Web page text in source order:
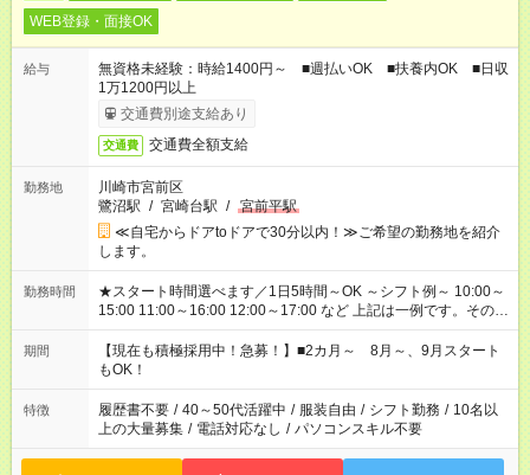
WEB登録・面接OK
給与
無資格未経験：時給1400円～ ■週払いOK ■扶養内OK ■日収
1万1200円以上
交通費別途支給あり
交通費 交通費全額支給
勤務地
川崎市宮前区
鷺沼駅 / 宮崎台駅 / 宮前平駅
≪自宅からドアtoドアで30分以内！≫ご希望の勤務地を紹介
します。
勤務時間
★スタート時間選べます／1日5時間～OK ～シフト例～ 10:00～
15:00 11:00～16:00 12:00～17:00 など 上記は一例です。その他
シフトもご相談ください。 ※Wワークの場合当社と合わせて法
定労働時間が週40時間を超えなければOKです。
期間
【現在も積極採用中！急募！】■2カ月～ 8月～、9月スタート
もOK！
特徴 履歴書不要 / 40～50代活躍中 / 服装自由 / シフト勤務 / 10名以
上の大量募集 / 電話対応なし / パソコンスキル不要